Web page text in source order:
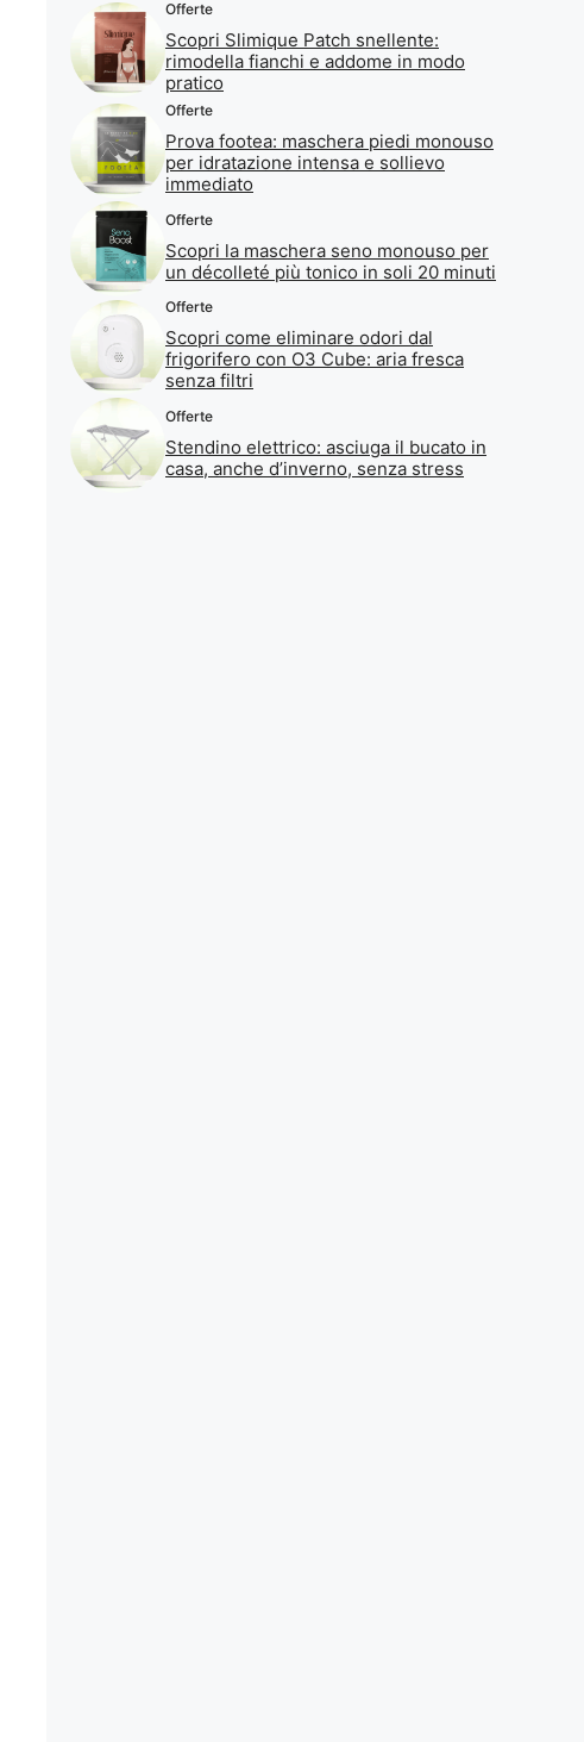
Offerte
Scopri Slimique Patch snellente:
rimodella fianchi e addome in modo
pratico
Offerte
Prova footea: maschera piedi monouso
per idratazione intensa e sollievo
immediato
Offerte
Scopri la maschera seno monouso per
un décolleté più tonico in soli 20 minuti
Offerte
Scopri come eliminare odori dal
frigorifero con O3 Cube: aria fresca
senza filtri
Offerte
Stendino elettrico: asciuga il bucato in
casa, anche d’inverno, senza stress